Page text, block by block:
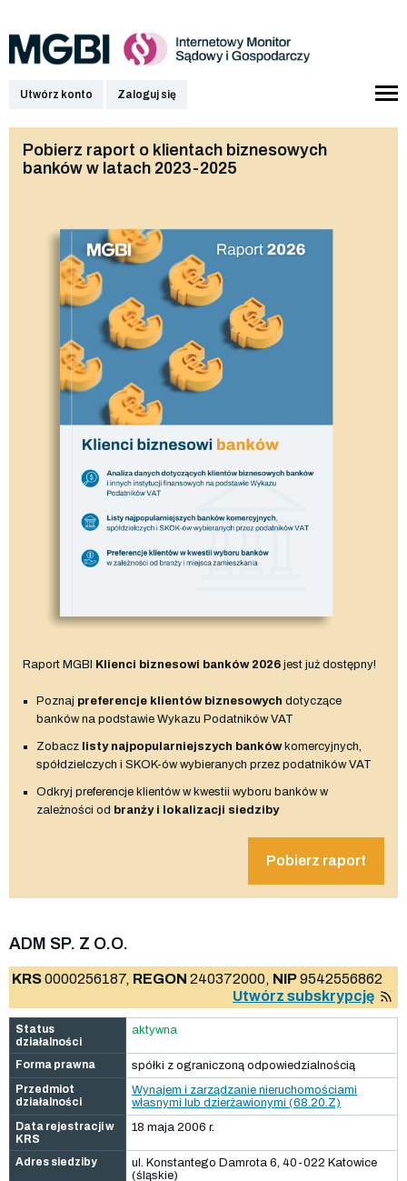
Utwórz konto Zaloguj się
Pobierz raport o klientach biznesowych
banków w latach 2023-2025
Raport MGBI Klienci biznesowi banków 2026 jest już dostępny!
Poznaj preferencje klientów biznesowych dotyczące
banków na podstawie Wykazu Podatników VAT
Zobacz listy najpopularniejszych bankówkomercyjnych,
spółdzielczych i SKOK-ów wybieranych przez podatników VAT
Odkryj preferencje klientów w kwestii wyboru banków w
zależności od branży i lokalizacji siedziby
Pobierz raport
ADM SP. Z O.O.
KRS0000256187, REGON 240372000, NIP9542556862
Utwórz subskrypcję
Status
działalności
aktywna
Forma prawna
spółki z ograniczoną odpowiedzialnością
Przedmiot
działalności
Wynajem i zarządzanie nieruchomościami
własnymi lub dzierżawionymi (68.20.Z)
Data rejestracji w
KRS
18 maja 2006 r.
Adres siedziby
ul. Konstantego Damrota 6, 40-022 Katowice
(śląskie)